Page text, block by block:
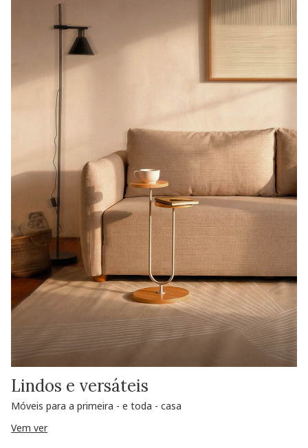
Lindos e versáteis
Móveis para a primeira - e toda - casa
Vem ver